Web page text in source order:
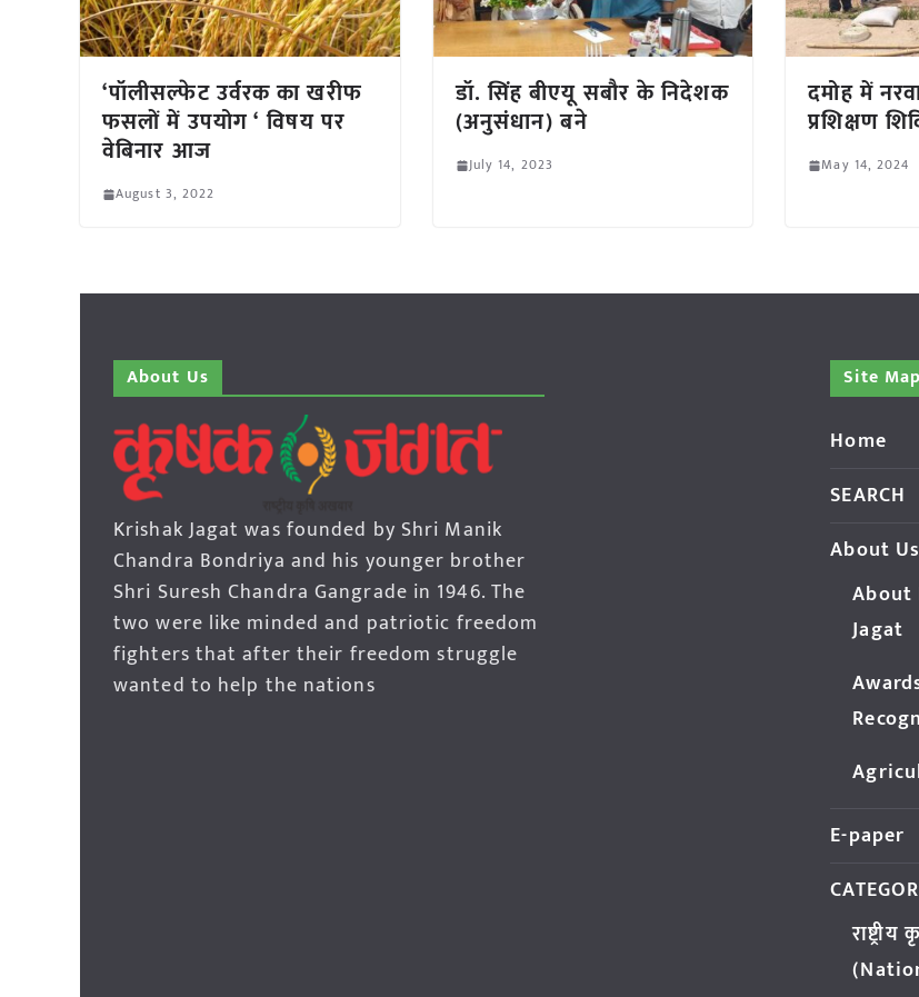
‘पॉलीसल्फेट उर्वरक का खरीफ
फसलों में उपयोग ‘ विषय पर
वेबिनार आज
August 3, 2022
डॉ. सिंह बीएयू सबौर के निदेशक
(अनुसंधान) बने
July 14, 2023
दमोह में
प्रशिक्षण
May 14, 2024
About Us
Krishak Jagat was founded by Shri Manik
Chandra Bondriya and his younger brother
Shri Suresh Chandra Gangrade in 1946. The
two were like minded and patriotic freedom
fighters that after their freedom struggle
wanted to help the nations
Site Map
Home
SEARCH
About Us
About
Jagat
E-paper